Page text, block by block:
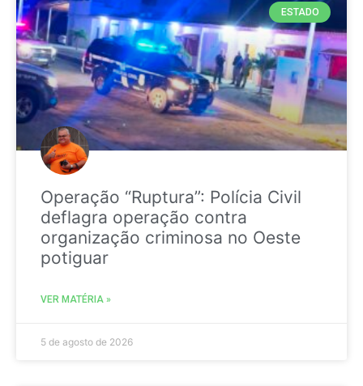
ESTADO
Operação “Ruptura”: Polícia Civil
deflagra operação contra
organização criminosa no Oeste
potiguar
VER MATÉRIA »
5 de agosto de 2026